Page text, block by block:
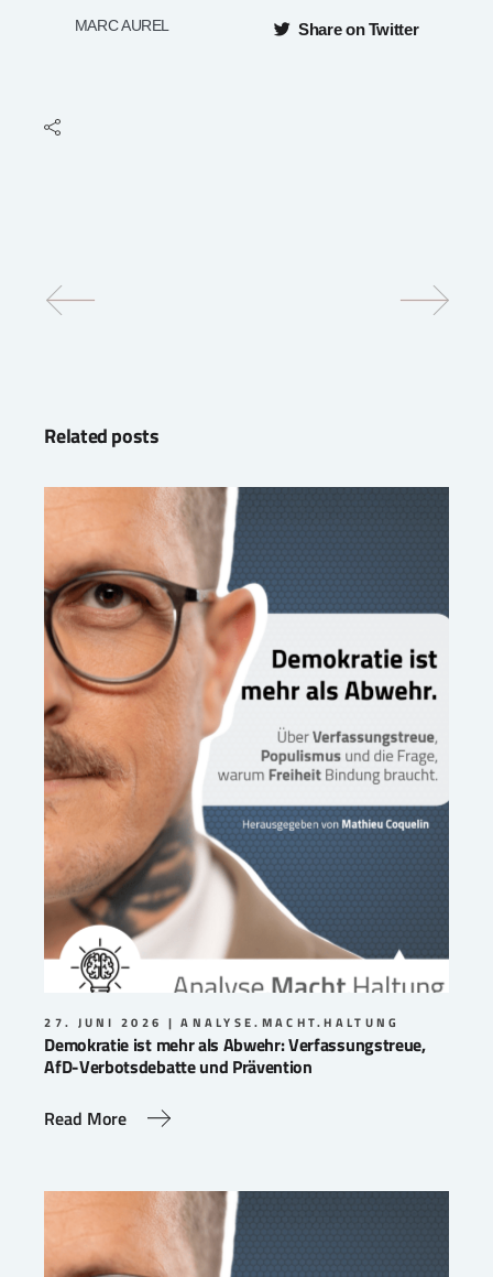
MARC AUREL Share on Twitter
Related posts
27. JUNI 2026 ANALYSE.MACHT.HALTUNG
Demokratie ist mehr als Abwehr: Verfassungstreue,
AfD-Verbotsdebatte und Prävention
Read More